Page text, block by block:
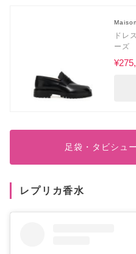
ドレ
ーズ
足袋・タビシュ
レプリカ香水